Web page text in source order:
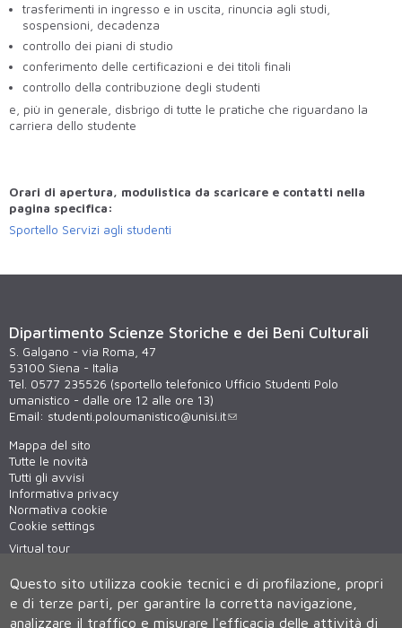
trasferimenti in ingresso e in uscita, rinuncia agli studi,
sospensioni, decadenza
controllo dei piani di studio
conferimento delle certificazioni e dei titoli finali
controllo della contribuzione degli studenti
e, più in generale, disbrigo di tutte le pratiche che riguardano la
carriera dello studente
Orari di apertura, modulistica da scaricare e contatti nella
pagina specifica:
Sportello Servizi agli studenti
Dipartimento Scienze Storiche e dei Beni Culturali
S. Galgano - via Roma, 47
53100 Siena - Italia
Tel. 0577 235526 (sportello telefonico Ufficio Studenti Polo
umanistico - dalle ore 12 alle ore 13)
Email: studenti.poloumanistico@unisi.it
Mappa del sito
Tutte le novità
Tutti gli avvisi
Informativa privacy
Normativa cookie
Cookie settings
Virtual tour
Questo sito utilizza cookie tecnici e di profilazione, propri
e di terze parti, per garantire la corretta navigazione,
analizzare il traffico e misurare l'efficacia delle attività di